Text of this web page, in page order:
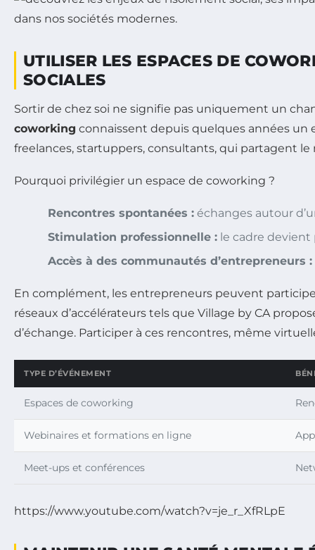
UTILISER LES ESPACES DE
SOCIALES
Sortir de chez soi ne signifie pas uniquement un
coworking connaissent depuis quelques années un
freelances, startuppers, consultants, qui partagent
Pourquoi privilégier un espace de coworking ?
Rencontres spontanées : échanges autour
Stimulation professionnelle : le cadre
Accès à des communautés d’entrepreneurs :
En complément, les entrepreneurs peuvent
réseaux d’accélérateurs tels que Village by CA
d’échange. Participer à ces rencontres, même
TYPE D’ÉVÉNEMENT
Espaces de coworking
Webinaires et formations en ligne
Meet-ups et conférences
https://www.youtube.com/watch?v=je_r_XfRLpE